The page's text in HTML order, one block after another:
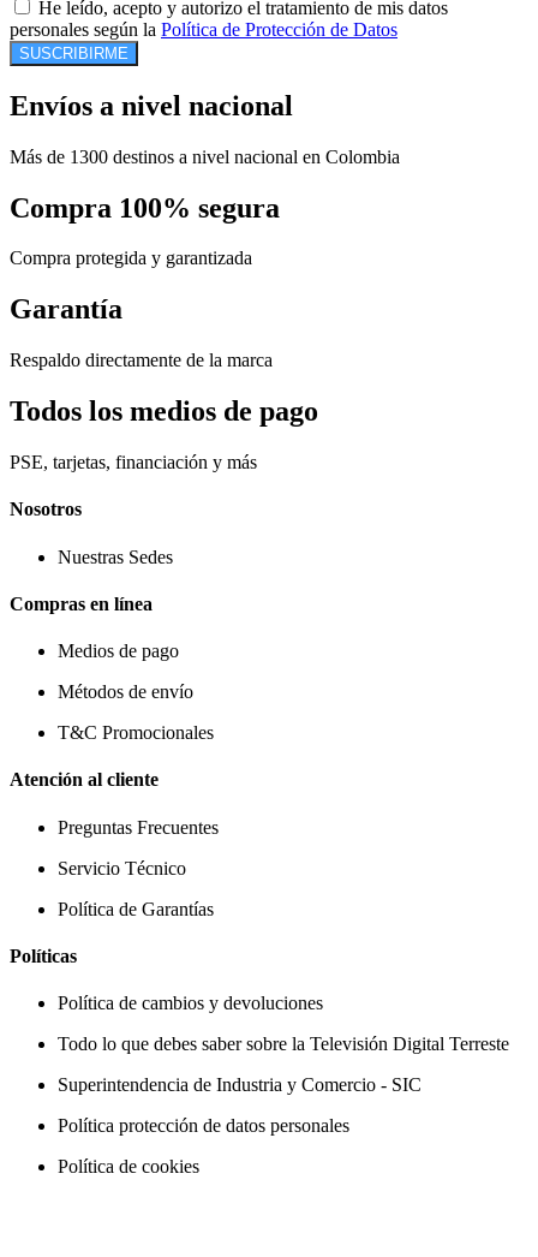
He leído, acepto y autorizo el tratamiento de mis datos
personales según la Política de Protección de Datos
SUSCRIBIRME
Envíos a nivel nacional
Más de 1300 destinos a nivel nacional en Colombia
Compra 100% segura
Compra protegida y garantizada
Garantía
Respaldo directamente de la marca
Todos los medios de pago
PSE, tarjetas, financiación y más
Nosotros
Nuestras Sedes
Compras en línea
Medios de pago
Métodos de envío
T&C Promocionales
Atención al cliente
Preguntas Frecuentes
Servicio Técnico
Política de Garantías
Políticas
Política de cambios y devoluciones
Todo lo que debes saber sobre la Televisión Digital Terreste
Superintendencia de Industria y Comercio - SIC
Política protección de datos personales
Política de cookies